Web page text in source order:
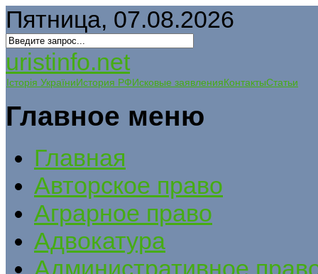
Пятница, 07.08.2026
uristinfo.net
Історія УкраїниИстория РФИсковые заявленияКонтактыСтатьи
Главное меню
Главная
Авторское право
Аграрное право
Адвокатура
Административное